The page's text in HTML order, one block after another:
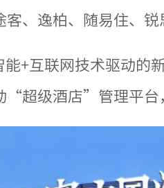
、逸柏、随易住、
+互联网技术驱动的
“超级酒店”管理平台